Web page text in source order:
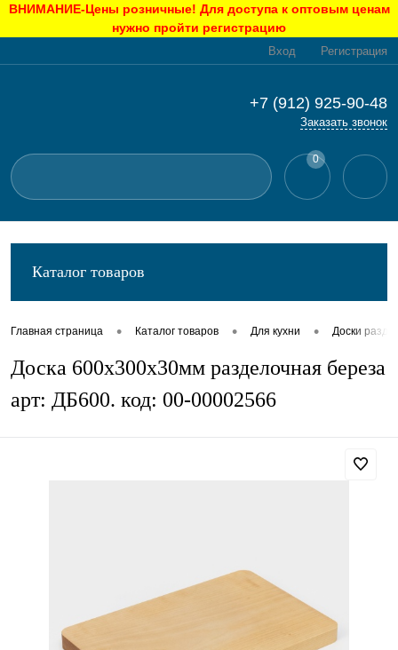
ВНИМАНИЕ-Цены розничные! Для доступа к оптовым ценам
нужно пройти регистрацию
Вход Регистрация
+7 (912) 925-90-48
Заказать звонок
0
Каталог товаров
Главная страница • Каталог товаров • Для кухни • Доски
Доска 600х300х30мм разделочная береза
арт: ДБ600. код: 00-00002566